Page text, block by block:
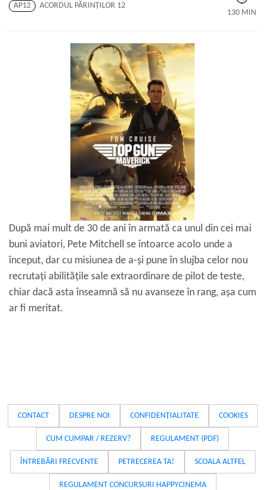
AP12
ACORDUL PĂRINŢILOR 12
130 MIN
După mai mult de 30 de ani în armată ca unul din cei mai
buni aviatori, Pete Mitchell se întoarce acolo unde a
început, dar cu misiunea de a-și pune în slujba celor nou
recrutați abilitățile sale extraordinare de pilot de teste,
chiar dacă asta înseamnă să nu avanseze în rang, așa cum
ar fi meritat.
CONTACT DESPRE NOI CONFIDENȚIALITATE COOKIES
CUM CUMPAR / REZERV? REGULAMENT (PDF)
ÎNTREBĂRI FRECVENTE PETRECEREA TA! SCOALA ALTFEL
REGULAMENT CONCURSURI HAPPYCINEMA